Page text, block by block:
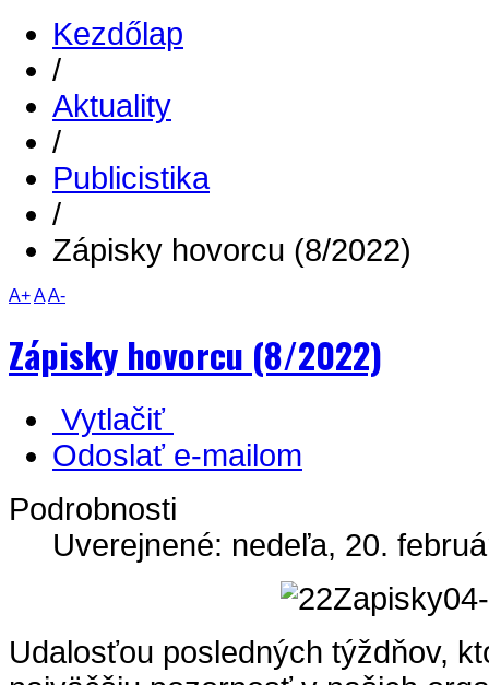
Kezdőlap
/
Aktuality
/
Publicistika
/
Zápisky hovorcu (8/2022)
A+AA-
Zápisky hovorcu (8/2022)
Vytlačiť
Odoslať e-mailom
Podrobnosti
Uverejnené: nedeľa, 20.
Udalosťou posledných týždňov,